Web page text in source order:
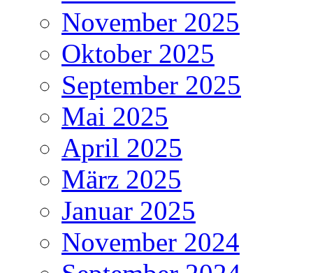
November 2025
Oktober 2025
September 2025
Mai 2025
April 2025
März 2025
Januar 2025
November 2024